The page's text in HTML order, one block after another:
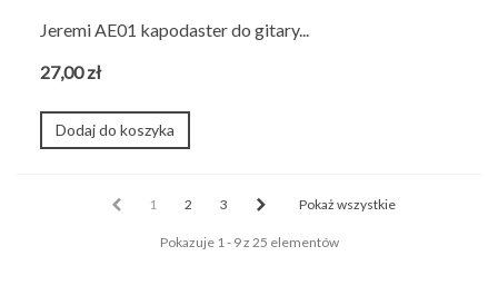
Jeremi AE01 kapodaster do gitary...
27,00 zł
Dodaj do koszyka
1 2 3 Pokaż wszystkie
Pokazuje 1 - 9 z 25 elementów